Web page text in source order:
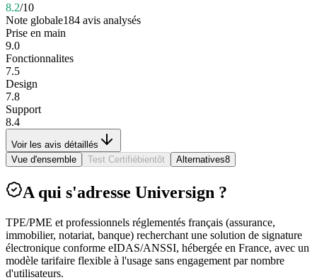
8.2/10
Note globale184 avis analysés
Prise en main
9.0
Fonctionnalites
7.5
Design
7.8
Support
8.4
Voir les avis détaillés
Vue d'ensemble
Test Certifiébientôt Alternatives8
A qui s'adresse Universign ?
TPE/PME et professionnels réglementés français (assurance,
immobilier, notariat, banque) recherchant une solution de signature
électronique conforme eIDAS/ANSSI, hébergée en France, avec un
modèle tarifaire flexible à l'usage sans engagement par nombre
d'utilisateurs.